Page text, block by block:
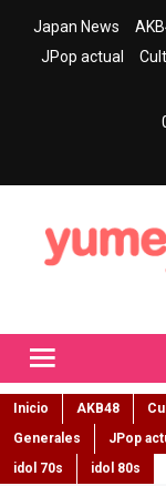
Japan News
JPop actual
Inicio AKB48
Generales
JPop
idol 70s
idol 80s